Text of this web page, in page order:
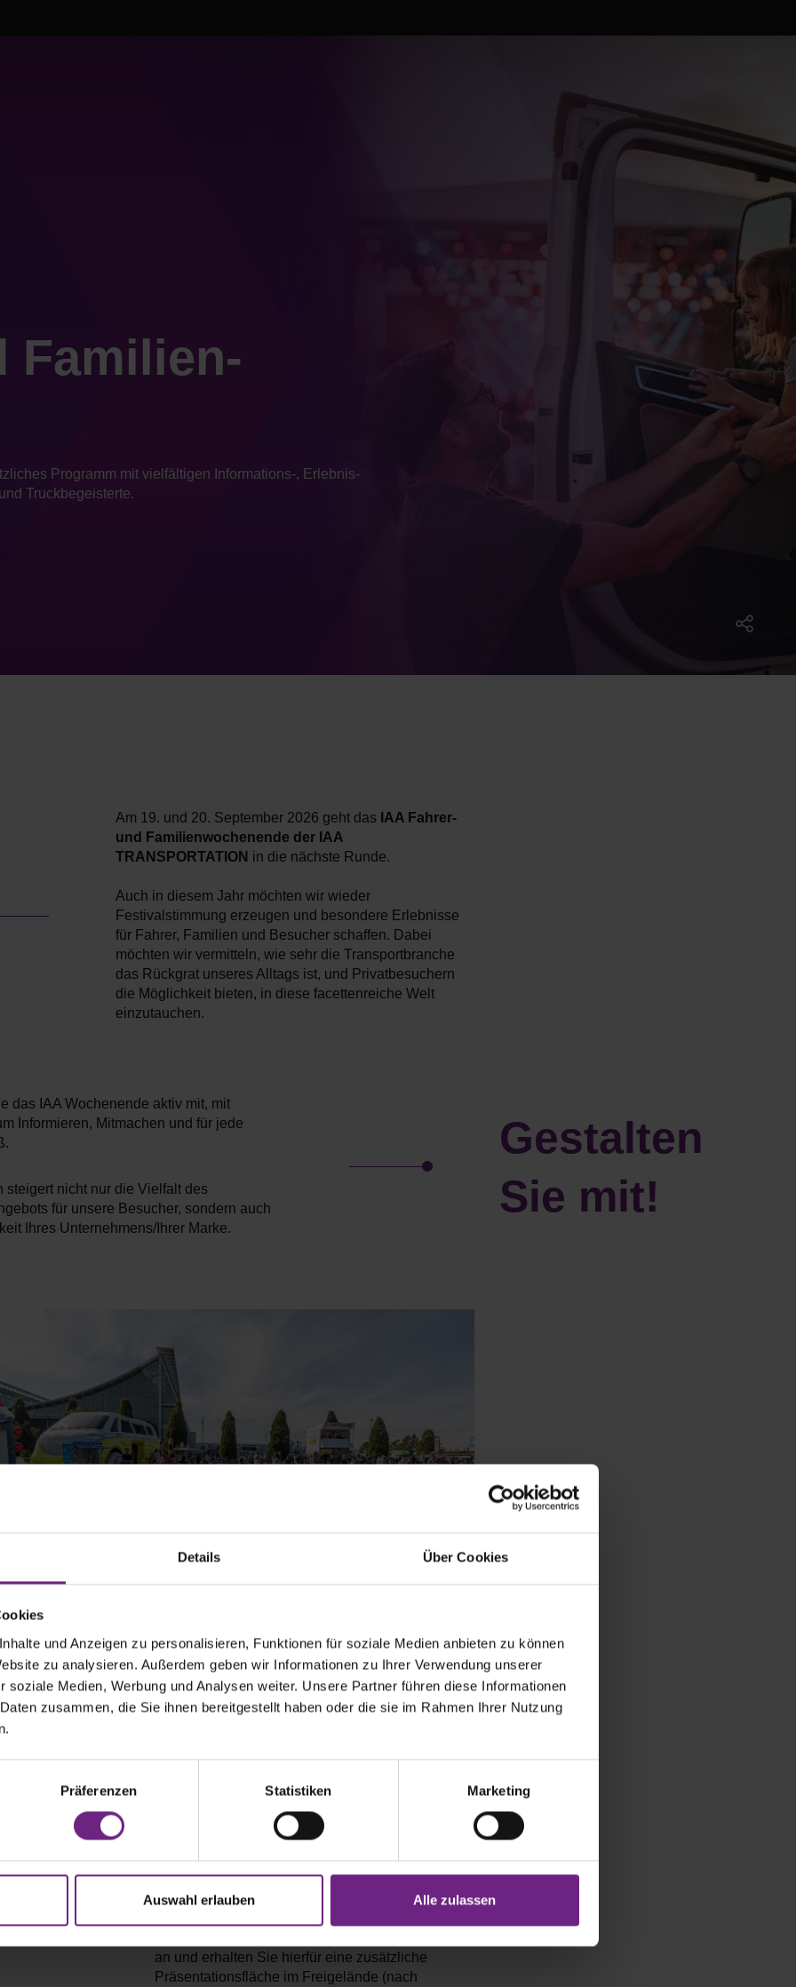
Details Über Cookies
und Anzeigen zu personalisieren, Funktionen für soziale Medien anbieten zu können
zu analysieren. Außerdem geben wir Informationen zu Ihrer Verwendung unserer
soziale Medien, Werbung und Analysen weiter. Unsere Partner führen diese Informationen
zusammen, die Sie ihnen bereitgestellt haben oder die sie im Rahmen Ihrer Nutzung
Präferenzen Statistiken Marketing
Auswahl erlauben Alle zulassen
Familien­
Programm mit vielfältigen Informations-, Erlebnis-
Truckbegeisterte.
Am 19. und 20. September 2026 geht das IAA Fahrer-
und Familienwochenende der IAA
TRANSPORTATION in die nächste Runde.
Auch in diesem Jahr möchten wir wieder
Festivalstimmung erzeugen und besondere Erlebnisse
für Fahrer, Familien und Besucher schaffen. Dabei
möchten wir vermitteln, wie sehr die Transportbranche
das Rückgrat unseres Alltags ist, und Privatbesuchern
die Möglichkeit bieten, in diese facettenreiche Welt
einzutauchen.
das IAA Wochenende aktiv mit, mit
Informieren, Mitmachen und für jede
steigert nicht nur die Vielfalt des
für unsere Besucher, sondern auch
Ihres Unternehmens/Ihrer Marke.
Ge­stalten
Sie mit!
für eine Mitwirkung
Machen Sie an Ihrem eigenen Stand mit
Sonderaktionen für Kinder und Erwachsene auf
sich aufmerksam.
Outdoor-Aktionen auf einer zusätzlichen
an und erhalten Sie hierfür eine zusätzliche
Präsentationsfläche im Freigelände (nach